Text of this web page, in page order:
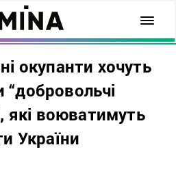
окупанти хочуть
“добровольчі
які воюватимуть
України